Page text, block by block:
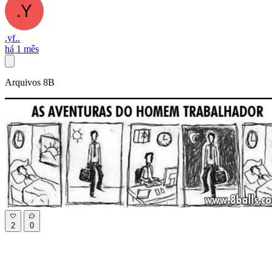
.yf..
há 1 mês
Arquivos 8B
2 0